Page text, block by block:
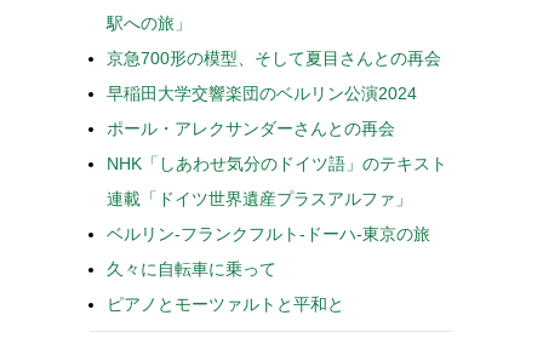
駅への旅」
京急700形の模型、そして夏目さんとの再会
早稲田大学交響楽団のベルリン公演2024
ポール・アレクサンダーさんとの再会
NHK「しあわせ気分のドイツ語」のテキスト
連載「ドイツ世界遺産プラスアルファ」
ベルリン-フランクフルト-ドーハ-東京の旅
久々に自転車に乗って
ピアノとモーツァルトと平和と